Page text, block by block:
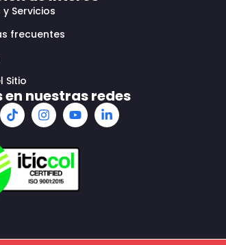
Servicios
frecuentes
Sitio
en nuestras redes